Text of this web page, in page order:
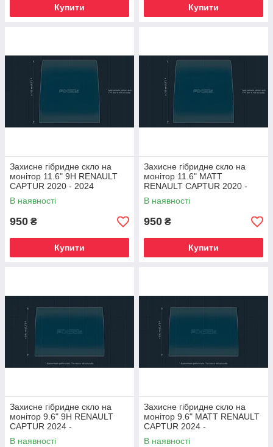
Купити Купити
Захисне гібридне скло на
монітор 11.6" 9H RENAULT
CAPTUR 2020 - 2024
В наявності
950 ₴
Купити
Захисне гібридне скло на
монітор 11.6" MATT
RENAULT CAPTUR 2020 -
2024
В наявності
950 ₴
Купити
Захисне гібридне скло на
монітор 9.6" 9H RENAULT
CAPTUR 2024 -
В наявності
Захисне гібридне скло на
монітор 9.6" MATT RENAULT
CAPTUR 2024 -
В наявності